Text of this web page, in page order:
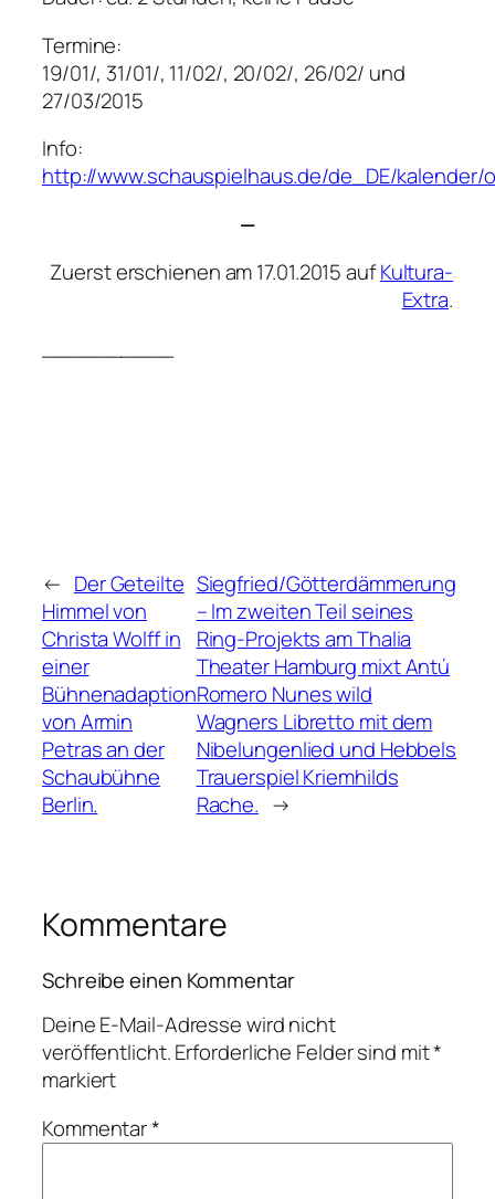
Termine:
19/01/, 31/01/, 11/02/, 20/02/, 26/02/ und
27/03/2015
Info:
http://www.schauspielhaus.de/de_DE/kalender/
—
Zuerst erschienen am 17.01.2015 aufKultura-
Extra.
← Der Geteilte
Himmel von
Christa Wolff in
einer
Bühnenadaption
von Armin
Petras an der
Schaubühne
Berlin.
Siegfried/Götterdämmerung
– Im zweiten Teil seines
Ring-Projekts am Thalia
Theater Hamburg mixt Antú
Romero Nunes wild
Wagners Libretto mit dem
Nibelungenlied und Hebbels
Trauerspiel Kriemhilds
Rache. →
Kommentare
Schreibe einen Kommentar
Deine E-Mail-Adresse wird nicht
veröffentlicht.Erforderliche Felder sind mit*
markiert
Kommentar*